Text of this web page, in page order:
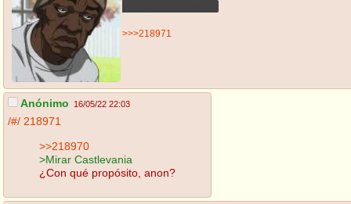
>>>218971
Anónimo 16/05/22 22:03
/#/ 218971
>>218970
>Mirar Castlevania
¿Con qué propósito, anon?